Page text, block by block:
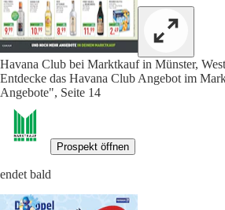
Havana Club bei Marktkauf in Münster,
Entdecke das Havana Club Angebot im
Angebote", Seite 14
Prospekt öffnen
endet bald